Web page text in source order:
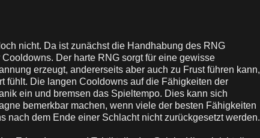
nicht. Da ist zunächst die Handhabung des RNG
Der harte RNG sorgt für eine gewisse
erzeugt, andererseits aber auch zu Frust führen kann,
fühlt. Die langen Cooldowns auf die Fähigkeiten der
ein und bremsen das Spieltempo. Dies kann sich
bemerkbar machen, wenn viele der besten Fähigkeiten
nach dem Ende einer Schlacht nicht zurückgesetzt werden.